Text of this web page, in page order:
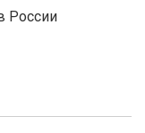
России